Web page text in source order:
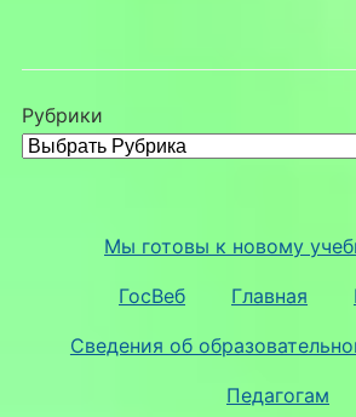
Рубрики
Мы готовы к новому
ГосВеб Главная
Сведения об
Педагогам